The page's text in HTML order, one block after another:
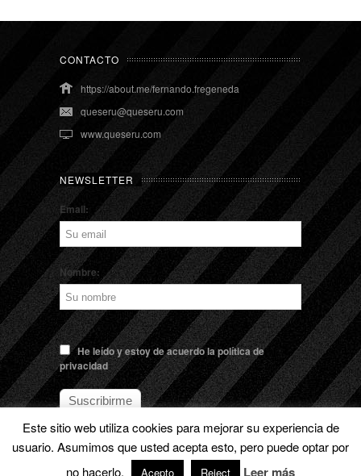
CONTACTO
https://about.me/fernando.fregeneda
queseru@queseru.com
www.queseru.com
NEWSLETTER
Email:
Nombre:
He leído y estoy de acuerdo la política de
privacidad
© EL QUESERU. Cheese Man |Aviso legal
Este sitio web utiliza cookies para mejorar su experiencia de
usuario. Asumimos que usted acepta esto, pero puede optar por
no hacerlo.
Acepto Reject Leer más